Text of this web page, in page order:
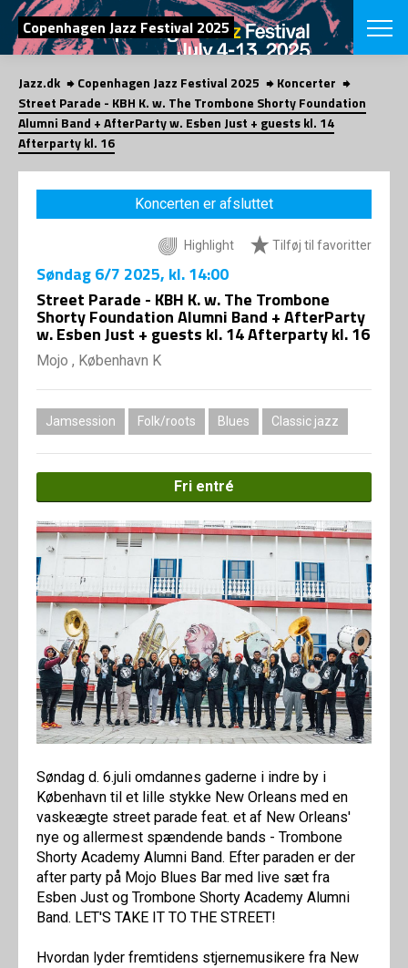
SØG
Copenhagen Jazz Festival 2025
English
VÆLG
PROGRAM
App
INFO
Om
Om
Om fonden
Om
Jazz.dk Copenhagen Jazz Festival 2025
Koncerter
Street Parade - KBH K. w. The Trombone Shorty Foundation
Alumni Band + AfterParty w. Esben Just + guests kl. 14
Afterparty kl. 16
Koncerten er afsluttet
Highlight Tilføj til favoritter
Søndag6/7 2025, kl. 14:00
Street Parade - KBH K. w. The Trombone
Shorty Foundation Alumni Band + AfterParty
w. Esben Just + guests kl. 14 Afterparty kl. 16
Mojo , København K
Jamsession Folk/roots Blues Classic jazz
Fri entré
Søndag d. 6.juli omdannes gaderne i indre by i
København til et lille stykke New Orleans med en
vaskeægte street parade feat. et af New Orleans'
nye og allermest spændende bands - Trombone
Shorty Academy Alumni Band. Efter paraden er der
after party på Mojo Blues Bar med live sæt fra
Esben Just og Trombone Shorty Academy Alumni
Band. LET'S TAKE IT TO THE STREET!
Hvordan lyder fremtidens stjernemusikere fra New